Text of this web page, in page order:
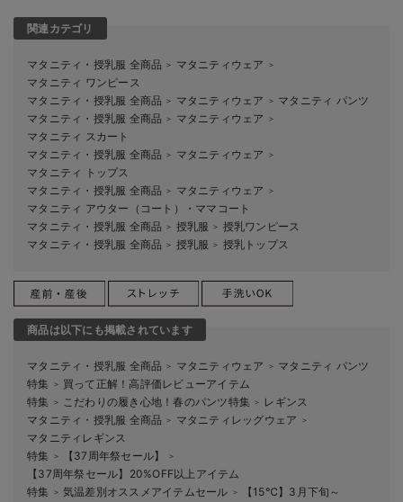
関連カテゴリ
マタニティ・授乳服 全商品 ＞ マタニティウェア ＞
マタニティ ワンピース
マタニティ・授乳服 全商品 ＞ マタニティウェア ＞ マタニティ パンツ
マタニティ・授乳服 全商品 ＞ マタニティウェア ＞
マタニティ スカート
マタニティ・授乳服 全商品 ＞ マタニティウェア ＞
マタニティ トップス
マタニティ・授乳服 全商品 ＞ マタニティウェア ＞
マタニティ アウター（コート）・ママコート
マタニティ・授乳服 全商品 ＞ 授乳服 ＞ 授乳ワンピース
マタニティ・授乳服 全商品 ＞ 授乳服 ＞ 授乳トップス
商品は以下にも掲載されています
マタニティ・授乳服 全商品 ＞ マタニティウェア ＞ マタニティ パンツ
特集
＞ 買って正解！高評価レビューアイテム
特集
＞ こだわりの履き心地！春のパンツ特集 ＞
レギンス
マタニティ・授乳服 全商品 ＞ マタニティレッグウェア ＞
マタニティレギンス
特集
＞ 【37周年祭セール】 ＞
【37周年祭セール】20%OFF以上アイテム
特集
＞ 気温差別オススメアイテムセール ＞ 【15℃】3月下旬～